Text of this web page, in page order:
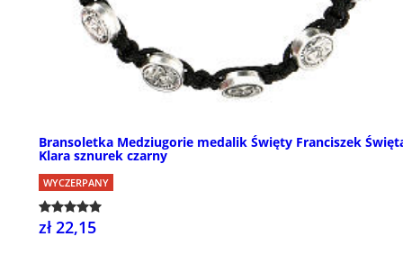
Bransoletka Medziugorie medalik Święty Franciszek
Klara sznurek czarny
WYCZERPANY
zł 22,15